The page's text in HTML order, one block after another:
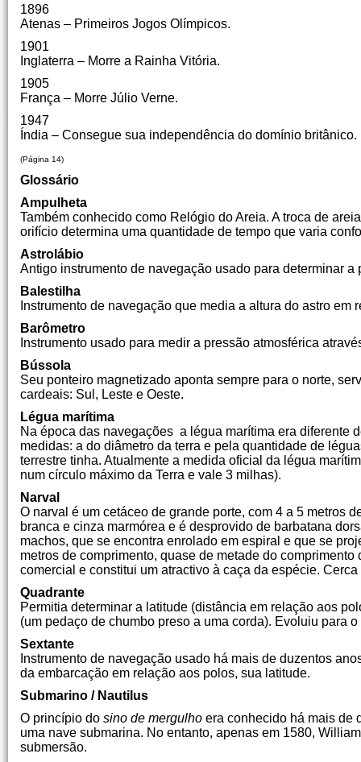
1896
Atenas – Primeiros Jogos Olímpicos.
1901
Inglaterra – Morre a Rainha Vitória.
1905
França – Morre Júlio Verne.
1947
Índia – Consegue sua independência do domínio britânico.
(Página 14)
Glossário
Ampulheta
Também conhecido como Relógio do Areia. A troca de
orifício determina uma quantidade de tempo que varia
Astrolábio
Antigo instrumento de navegação usado para determinar
Balestilha
Instrumento de navegação que media a altura do astro em
Barômetro
Instrumento usado para medir a pressão atmosférica
Bússola
Seu ponteiro magnetizado aponta sempre para o norte,
cardeais: Sul, Leste e Oeste.
Légua marítima
Na época das navegações a légua marítima era diferente
medidas: a do diâmetro da terra e pela quantidade de
terrestre tinha. Atualmente a medida oficial da légua
num círculo máximo da Terra e vale 3 milhas).
Narval
O narval é um cetáceo de grande porte, com 4 a 5 metros
branca e cinza marmórea e é desprovido de barbatana
machos, que se encontra enrolado em espiral e que se
metros de comprimento, quase de metade do
comercial e constitui um atractivo à caça da espécie.
Quadrante
Permitia determinar a latitude (distância em relação aos
(um pedaço de chumbo preso a uma corda). Evoluiu para o
Sextante
Instrumento de navegação usado há mais de duzentos
da embarcação em relação aos polos, sua latitude.
Submarino / Nautilus
O princípio do sino de mergulho era conhecido há mais de
uma nave submarina. No entanto, apenas em 1580,
submersão.